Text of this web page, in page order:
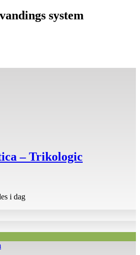
system
– Trikologic
i dag